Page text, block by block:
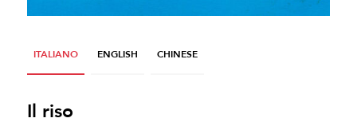
ITALIANO ENGLISH CHINESE
Il riso